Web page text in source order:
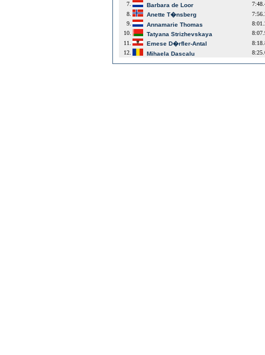
7.
Barbara de Loor
8.
Anette T�nsberg
9.
Annamarie Thomas
10.
Tatyana Strizhevskaya
11.
Emese D�rfler-Antal
12.
Mihaela Dascalu